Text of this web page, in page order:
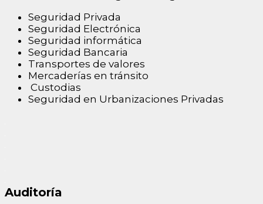
Seguridad Privada
Seguridad Electrónica
Seguridad informática
Seguridad Bancaria
Transportes de valores
Mercaderías en tránsito
Custodias
Seguridad en Urbanizaciones Privadas
Auditoría